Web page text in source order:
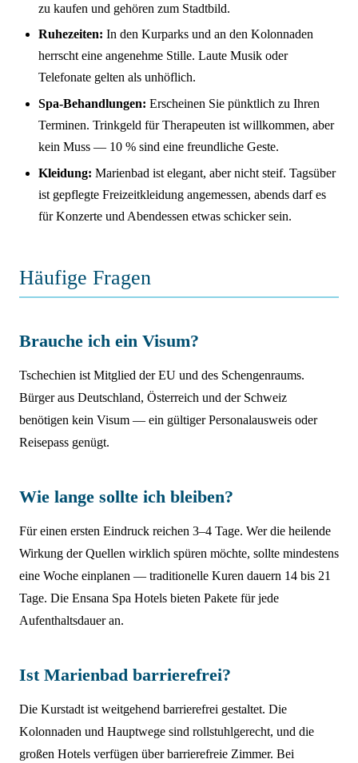
zu kaufen und gehören zum Stadtbild.
Ruhezeiten: In den Kurparks und an den Kolonnaden
herrscht eine angenehme Stille. Laute Musik oder
Telefonate gelten als unhöflich.
Spa-Behandlungen: Erscheinen Sie pünktlich zu Ihren
Terminen. Trinkgeld für Therapeuten ist willkommen, aber
kein Muss — 10 % sind eine freundliche Geste.
Kleidung: Marienbad ist elegant, aber nicht steif. Tagsüber
ist gepflegte Freizeitkleidung angemessen, abends darf es
für Konzerte und Abendessen etwas schicker sein.
Häufige Fragen
Brauche ich ein Visum?
Tschechien ist Mitglied der EU und des Schengenraums.
Bürger aus Deutschland, Österreich und der Schweiz
benötigen kein Visum — ein gültiger Personalausweis oder
Reisepass genügt.
Wie lange sollte ich bleiben?
Für einen ersten Eindruck reichen 3–4 Tage. Wer die heilende
Wirkung der Quellen wirklich spüren möchte, sollte mindestens
eine Woche einplanen — traditionelle Kuren dauern 14 bis 21
Tage. Die Ensana Spa Hotels bieten Pakete für jede
Aufenthaltsdauer an.
Ist Marienbad barrierefrei?
Die Kurstadt ist weitgehend barrierefrei gestaltet. Die
Kolonnaden und Hauptwege sind rollstuhlgerecht, und die
großen Hotels verfügen über barrierefreie Zimmer. Bei